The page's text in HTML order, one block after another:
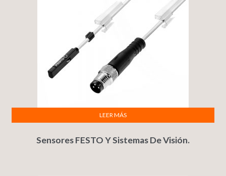
Sensores FESTO Y Sistemas De Visión.
LEER MÁS